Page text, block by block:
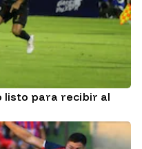
listo para recibir al